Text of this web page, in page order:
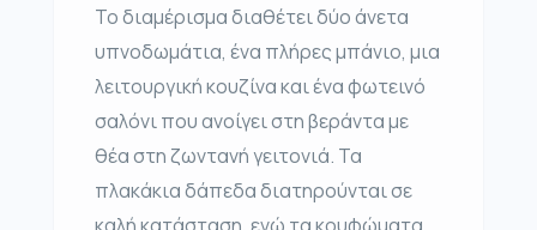
Το διαμέρισμα διαθέτει δύο άνετα
υπνοδωμάτια, ένα πλήρες μπάνιο, μια
λειτουργική κουζίνα και ένα φωτεινό
σαλόνι που ανοίγει στη βεράντα με
θέα στη ζωντανή γειτονιά. Τα
πλακάκια δάπεδα διατηρούνται σε